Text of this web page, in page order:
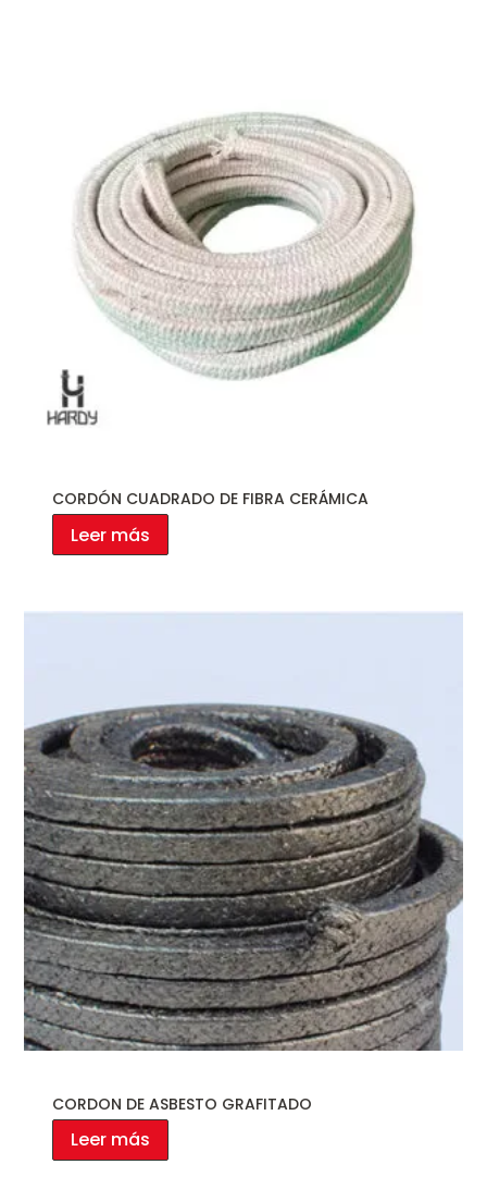
Producto
Servicios
Nosotros
Contacto
CORDÓN CUADRADO DE FIBRA CERÁMICA
Leer más
CORDON DE ASBESTO GRAFITADO
Leer más